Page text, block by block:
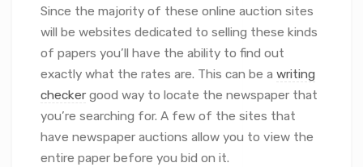
Since the majority of these online auction sites
will be websites dedicated to selling these kinds
of papers you’ll have the ability to find out
exactly what the rates are. This can be a writing
checkergood way to locate the newspaper that
you’re searching for. A few of the sites that
have newspaper auctions allow you to view the
entire paper before you bid on it.